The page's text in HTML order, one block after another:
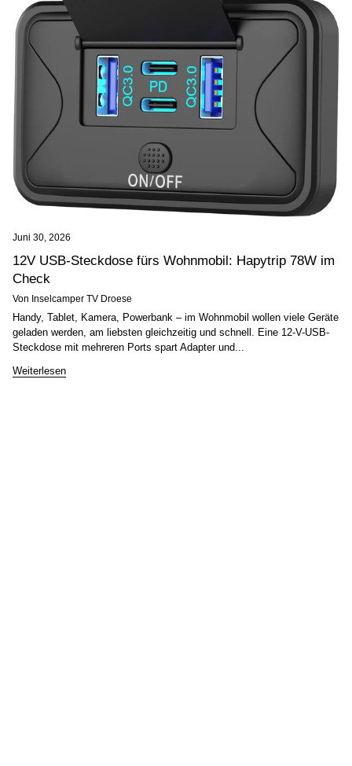
Juni 30, 2026
12V USB-Steckdose fürs Wohnmobil: Hapytrip 78W im
Check
Von Inselcamper TV Droese
Handy, Tablet, Kamera, Powerbank – im Wohnmobil wollen viele Geräte
geladen werden, am liebsten gleichzeitig und schnell. Eine 12-V-USB-
Steckdose mit mehreren Ports spart Adapter und...
Weiterlesen